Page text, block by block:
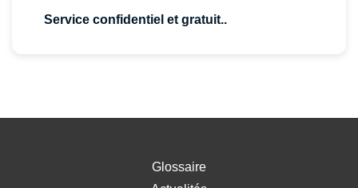
Service confidentiel et gratuit..
Glossaire